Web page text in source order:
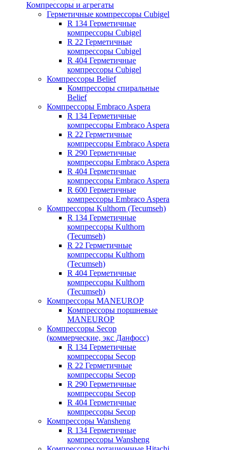
Компрессоры и агрегаты
Герметичные компрессоры Cubigel
R 134 Герметичные
компрессоры Cubigel
R 22 Герметичные
компрессоры Cubigel
R 404 Герметичные
компрессоры Cubigel
Компрессоры Belief
Компрессоры спиральные
Belief
Компрессоры Embraco Aspera
R 134 Герметичные
компрессоры Embraco Aspera
R 22 Герметичные
компрессоры Embraco Aspera
R 290 Герметичные
компрессоры Embraco Aspera
R 404 Герметичные
компрессоры Embraco Aspera
R 600 Герметичные
компрессоры Embraco Aspera
Компрессоры Kulthorn (Tecumseh)
R 134 Герметичные
компрессоры Kulthorn
(Tecumseh)
R 22 Герметичные
компрессоры Kulthorn
(Tecumseh)
R 404 Герметичные
компрессоры Kulthorn
(Tecumseh)
Компрессоры MANEUROP
Компрессоры поршневые
MANEUROP
Компрессоры Secop
(коммерческие, экс Данфосс)
R 134 Герметичные
компрессоры Secop
R 22 Герметичные
компрессоры Secop
R 290 Герметичные
компрессоры Secop
R 404 Герметичные
компрессоры Secop
Компрессоры Wansheng
R 134 Герметичные
компрессоры Wansheng